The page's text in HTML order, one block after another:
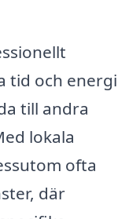
tid och energi
till andra
lokala
ofta
där